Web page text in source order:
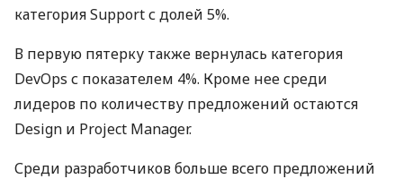
категория Support с долей 5%.
В первую пятерку также вернулась категория
DevOps с показателем 4%. Кроме нее среди
лидеров по количеству предложений остаются
Design и Project Manager.
Среди разработчиков больше всего предложений